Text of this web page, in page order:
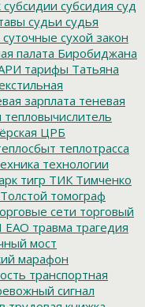
субсидии субсидия суд
судьи судья
суточные сухой закон
палата Биробиджана
тарифы Татьяна
зарплата теневая
тепловычислитель
ЦРБ
теплотрасса
технологии
тигр ТИК Тимченко
Толстой томограф
сети торговый
ЕАО травма трагедия
мост
марафон
транспортная
сигнал